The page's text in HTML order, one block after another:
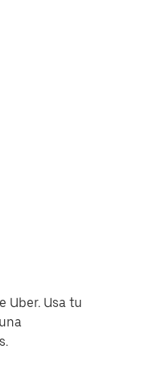
Uber. Usa tu